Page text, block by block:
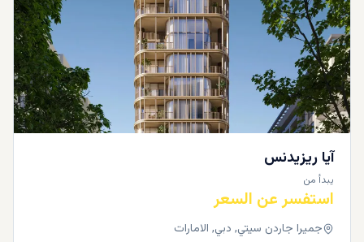
آيا ريزيدنس
يبدأ من
استفسر عن السعر
جميرا جاردن سيتي, دبي, الامارات